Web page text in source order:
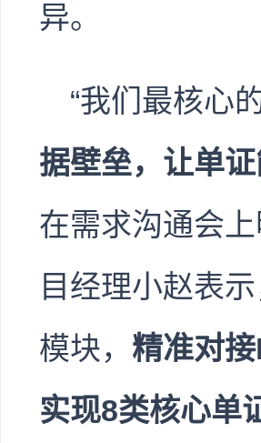
异。
“我们最核心
据壁垒，让单
在需求沟通会
目经理小赵表
模块， 精准对
实现8类核心单